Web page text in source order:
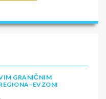
GRANIČNIM